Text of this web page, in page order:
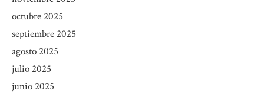
octubre 2025
septiembre 2025
agosto 2025
julio 2025
junio 2025